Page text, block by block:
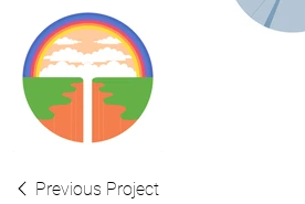
Previous Project